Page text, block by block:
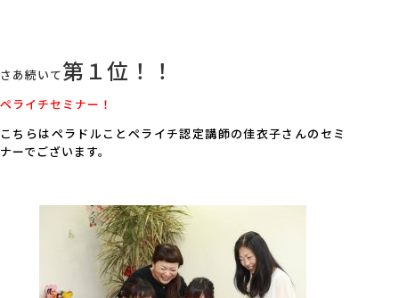
さあ続いて第１位！！
ペライチセミナー！
こちらはペラドルことペライチ認定講師の佳衣子さんのセミ
ナーでございます。